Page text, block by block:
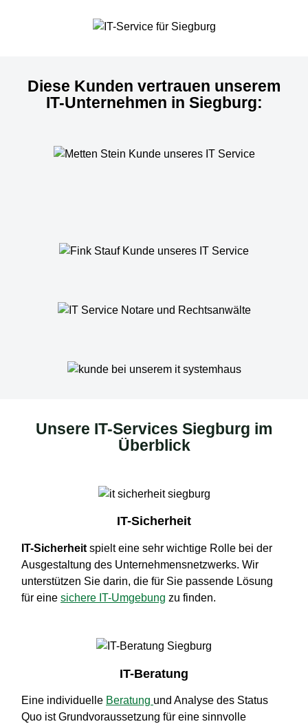
Diese Kunden vertrauen unserem
IT-Unternehmen in Siegburg:
Unsere IT-Services Siegburg im
Überblick
IT-Sicherheit
IT-Sicherheit spielt eine sehr wichtige Rolle bei der
Ausgestaltung des Unternehmensnetzwerks. Wir
unterstützen Sie darin, die für Sie passende Lösung
für eine sichere IT-Umgebung zu finden.
IT-Beratung
Eine individuelle Beratung und Analyse des Status
Quo ist Grundvoraussetzung für eine sinnvolle